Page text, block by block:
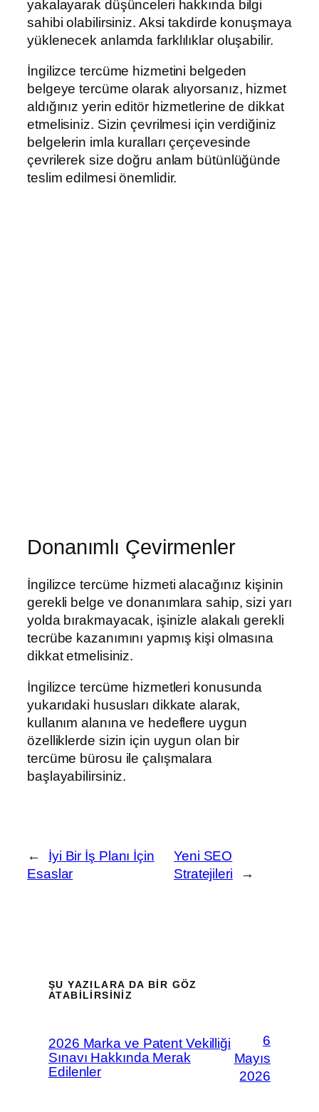
yakalayarak düşünceleri hakkında bilgi
sahibi olabilirsiniz. Aksi takdirde konuşmaya
yüklenecek anlamda farklılıklar oluşabilir.
İngilizce tercüme hizmetini belgeden
belgeye tercüme olarak alıyorsanız, hizmet
aldığınız yerin editör hizmetlerine de dikkat
etmelisiniz. Sizin çevrilmesi için verdiğiniz
belgelerin imla kuralları çerçevesinde
çevrilerek size doğru anlam bütünlüğünde
teslim edilmesi önemlidir.
Donanımlı Çevirmenler
İngilizce tercüme hizmeti alacağınız kişinin
gerekli belge ve donanımlara sahip, sizi yarı
yolda bırakmayacak, işinizle alakalı gerekli
tecrübe kazanımını yapmış kişi olmasına
dikkat etmelisiniz.
İngilizce tercüme hizmetleri konusunda
yukarıdaki hususları dikkate alarak,
kullanım alanına ve hedeflere uygun
özelliklerde sizin için uygun olan bir
tercüme bürosu ile çalışmalara
başlayabilirsiniz.
←
İyi Bir İş Planı İçin
Esaslar
Yeni SEO
Stratejileri
→
ŞU YAZILARA DA BIR GÖZ
ATABILIRSINIZ
2026 Marka ve Patent Vekilliği
Sınavı Hakkında Merak
Edilenler
6
Mayıs
2026